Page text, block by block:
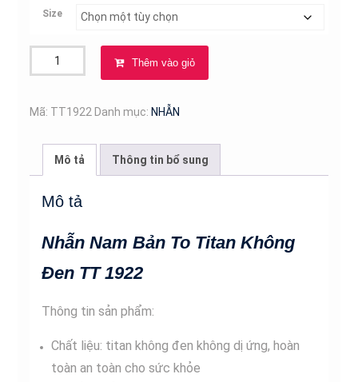
Size
Nam
To
1922
lượng
Thêm vào giỏ
Mã: TT1922 Danh mục: NHẪN
Mô tả Thông tin bổ sung
Mô tả
Nhẫn Nam Bản To Titan Không
Đen TT 1922
Thông tin sản phẩm:
Chất liệu: titan không đen không dị ứng, hoàn
toàn an toàn cho sức khỏe